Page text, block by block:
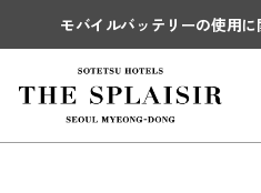
モバイルバッテリーの使用